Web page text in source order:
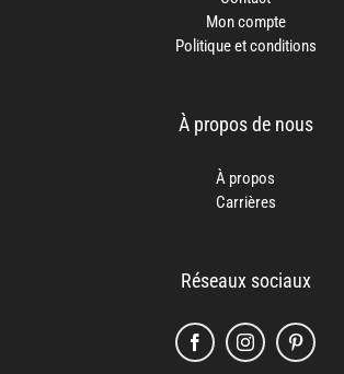
Mon compte
Politique et conditions
À propos de nous
À propos
Carrières
Réseaux sociaux